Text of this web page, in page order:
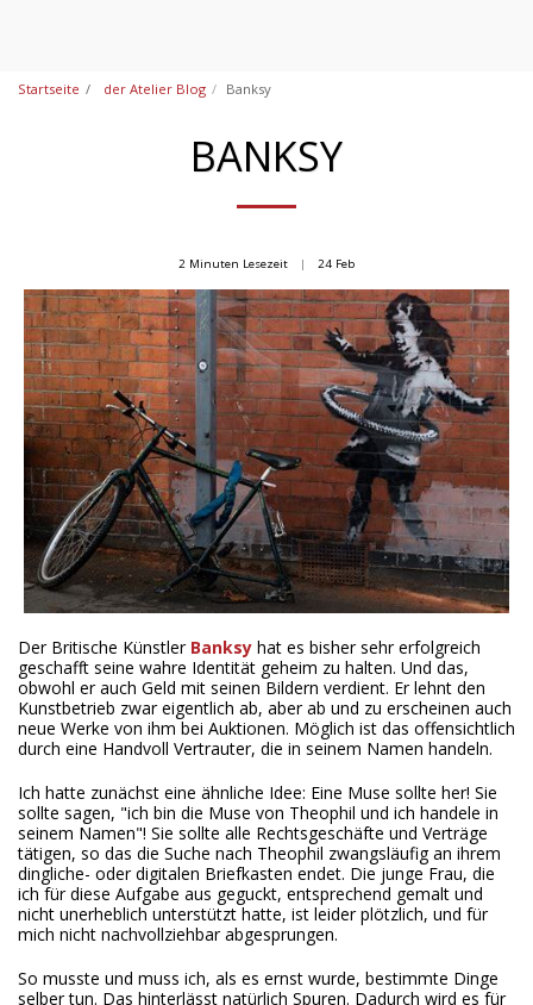
Startseite der Atelier Blog Banksy
BANKSY
2 Minuten Lesezeit 24 Feb
Der Britische Künstler Banksy hat es bisher sehr erfolgreich
geschafft seine wahre Identität geheim zu halten. Und das,
obwohl er auch Geld mit seinen Bildern verdient. Er lehnt den
Kunstbetrieb zwar eigentlich ab, aber ab und zu erscheinen auch
neue Werke von ihm bei Auktionen. Möglich ist das offensichtlich
durch eine Handvoll Vertrauter, die in seinem Namen handeln.
Ich hatte zunächst eine ähnliche Idee: Eine Muse sollte her! Sie
sollte sagen, "ich bin die Muse von Theophil und ich handele in
seinem Namen"! Sie sollte alle Rechtsgeschäfte und Verträge
tätigen, so das die Suche nach Theophil zwangsläufig an ihrem
dingliche- oder digitalen Briefkasten endet. Die junge Frau, die
ich für diese Aufgabe aus geguckt, entsprechend gemalt und
nicht unerheblich unterstützt hatte, ist leider plötzlich, und für
mich nicht nachvollziehbar abgesprungen.
So musste und muss ich, als es ernst wurde, bestimmte Dinge
selber tun. Das hinterlässt natürlich Spuren. Dadurch wird es für